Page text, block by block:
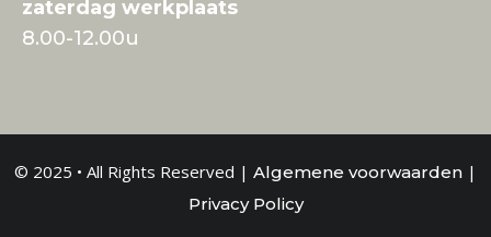
zaterdag werkplaats
8.00-12.00u
© 2025 • All Rights Reserved | Algemene voorwaarden |
Privacy Policy